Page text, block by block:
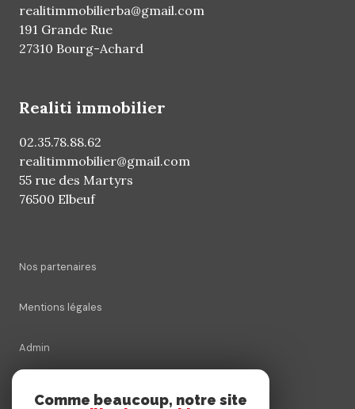
realitimmobilierba@gmail.com
191 Grande Rue
27310 Bourg-Achard
realiti immobilier
02.35.78.88.62
realitimmobilier@gmail.com
55 rue des Martyrs
76500 Elbeuf
Nos partenaires
Mentions légales
Admin
Comme beaucoup, notre site